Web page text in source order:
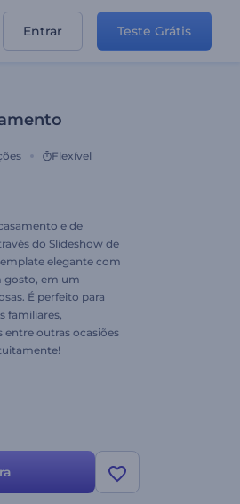
Entrar Teste Grátis
Flexível
e de
do Slideshow de
elegante com
gosto, em um
É perfeito para
familiares,
entre outras ocasiões